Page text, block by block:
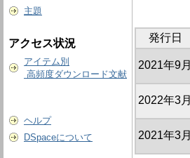
主題
アクセス状況
アイテム別
高頻度ダウンロード文献
ヘルプ
DSpaceについて
発行日
2021年9月
2022年3月
2021年3月